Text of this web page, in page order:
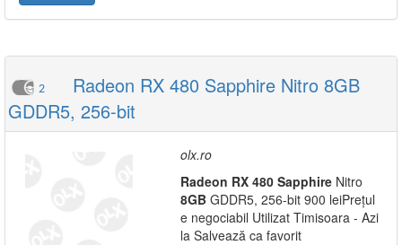
2
Radeon RX 480 Sapphire Nitro 8GB
GDDR5, 256-bit
olx.ro
Radeon RX 480 Sapphire Nitro
8GB GDDR5, 256-bit 900 leiPrețul
e negociabil Utilizat Timisoara - Azi
la Salvează ca favorit